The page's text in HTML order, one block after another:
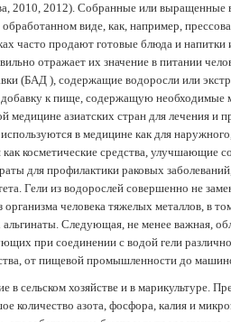
2010, 2012). Собранные или
виде, как, например,
часто продают готовые блюда и
отражает их значение в питании
(БАД ), содержащие водоросли или
к пище, содержащую
азиатских стран для лечения и
в медицине как для
косметические средства, улучшающие
для профилактики раковых
Гели из водорослей совершенно не
человека тяжелых металлов, в
Следующая, не менее важная,
при соединении с водой гели
от пищевой промышленности до
сельском хозяйстве и в марикультуре.
азота, фосфора, калия и